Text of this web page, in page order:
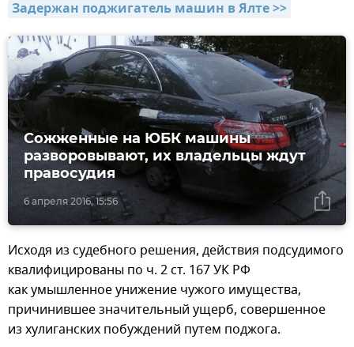
Задержан поджигатель машин в Ялте >>
6 апреля 2016, 15:56
Сожженные на ЮБК машины
разворовывают, их владельцы ждут
правосудия
Исходя из судебного решения, действия подсудимого
квалифицированы по ч. 2 ст. 167 УК РФ
как умышленное унижение чужого имущества,
причинившее значительный ущерб, совершенное
из хулиганских побуждений путем поджога.